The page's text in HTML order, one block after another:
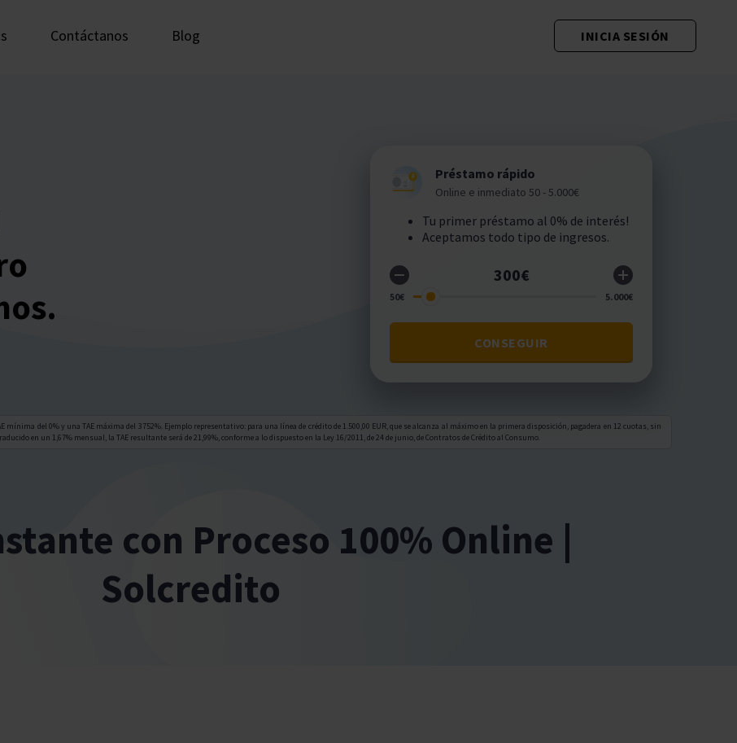
Contáctanos Blog INICIA SESIÓN
Préstamo rápido
Online e inmediato 50 - 5.000€
Tu primer préstamo al 0% de interés!
Aceptamos todo tipo de ingresos.
CONSEGUIR
mínima del 0% y una TAE máxima del 3752%. Ejemplo representativo: para una línea de crédito de 1.500,00 EUR, que se alcanza al máximo en la primera disposición, pagadera en 12 cuotas, sin
en un 1,67% mensual, la TAE resultante será de 21,99%, conforme a lo dispuesto en la Ley 16/2011, de 24 de junio, de Contratos de Crédito al Consumo.
con Proceso 100% Online |
Solcredito